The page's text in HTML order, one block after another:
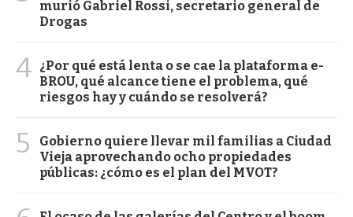
murió Gabriel Rossi, secretario general de
Drogas
4 ¿Por qué está lenta o se cae la plataforma e-
BROU, qué alcance tiene el problema, qué
riesgos hay y cuándo se resolverá?
5
Gobierno quiere llevar mil familias a Ciudad
Vieja aprovechando ocho propiedades
públicas: ¿cómo es el plan del MVOT?